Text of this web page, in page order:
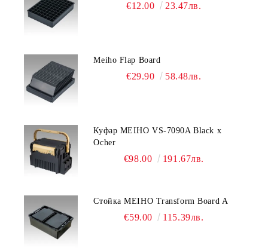
€12.00 23.47лв.
Meiho Flap Board
€29.90 58.48лв.
Куфар MEIHO VS-7090A Black x
Ocher
€98.00 191.67лв.
Стойка MEIHO Transform Board A
€59.00 115.39лв.